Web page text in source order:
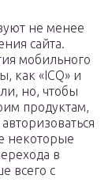
не менее
сайта.
мобильного
как «ICQ» и
но, чтобы
продуктам,
некоторые
в
всего с